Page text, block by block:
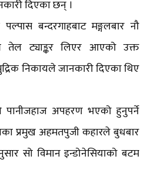
दिएका छन् ।
बन्दरगाहबाट मङ्गलबार नौ
ट्याङ्कर लिएर आएको उक्त
निकायले जानकारी दिएका थिए
पानीजहाज अपहरण भएको हुनुपर्ने
प्रमुख अहमतपुजी कहारले बुधबार
सो विमान इन्डोनेसियाको बटम